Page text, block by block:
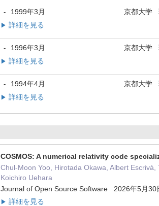
- 1999年3月 京都大学
▶ 詳細を見る
- 1996年3月 京都大学
▶ 詳細を見る
- 1994年4月 京都大学
▶ 詳細を見る
COSMOS: A numerical relativity code
Chul-Moon Yoo, Hirotada Okawa, Albert
Koichiro Uehara
Journal of Open Source Software 2026年5月30
▶ 詳細を見る